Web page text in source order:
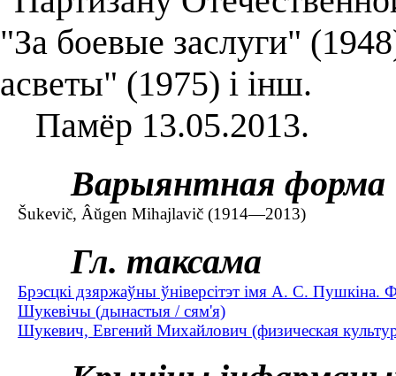
"За боевые заслуги"
асветы" (1975) і інш.
Памёр 13.05.2013.
Варыянтная форма
Šukevič, Âŭgen Mihajlavič (1914—2013)
Гл. таксама
Брэсцкі дзяржаўны ўніверсітэт імя А. С. Пушкіна.
Шукевічы (дынастыя / сям'я)
Шукевич, Евгений Михайлович (физическая